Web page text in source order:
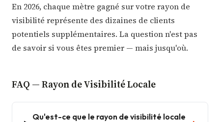
En 2026, chaque mètre gagné sur votre rayon de
visibilité représente des dizaines de clients
potentiels supplémentaires. La question n'est pas
de savoir si vous êtes premier — mais jusqu'où.
FAQ — Rayon de Visibilité Locale
Qu'est-ce que le rayon de visibilité locale